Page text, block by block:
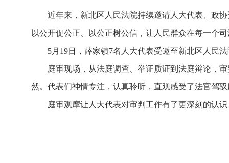
近年来，新北区人民法院持续邀请人大代表、政
以公开促公正、以公正树公信，让人民群众在每一个
5月19日，薛家镇7名人大代表受邀至新北区人民
庭审现场，从法庭调查、举证质证到法庭辩论，
然。代表们神情专注，认真聆听，直观感受了法官驾
庭审观摩让人大代表对审判工作有了更深刻的认